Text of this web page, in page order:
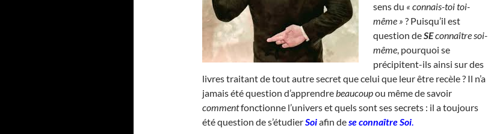
sens du « connais-toi toi-
même » ? Puisqu’il est
question deSEconnaître soi-
même, pourquoi se
précipitent-ils ainsi sur des
livres traitant de tout autre secret que celui que leur être recèle ? Il n’a
jamais été question d’apprendrebeaucoupou même de savoir
commentfonctionne l’univers et quels sont ses secrets : il a toujours
été question de s’étudierSoiafin dese connaître Soi.